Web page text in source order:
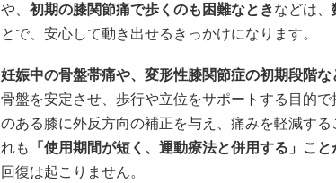
や、 初期の膝関節痛で歩くのも困難なときなどは、
とで、安心して動き出せるきっかけになります。
妊娠中の骨盤帯痛や、変形性膝関節症の初期段階な
骨盤を安定させ、歩行や立位をサポートする目的
のある膝に外反方向の補正を与え、痛みを軽減す
れも
「使用期間が短く、運動療法と併用する」こと
回復は起こりません。